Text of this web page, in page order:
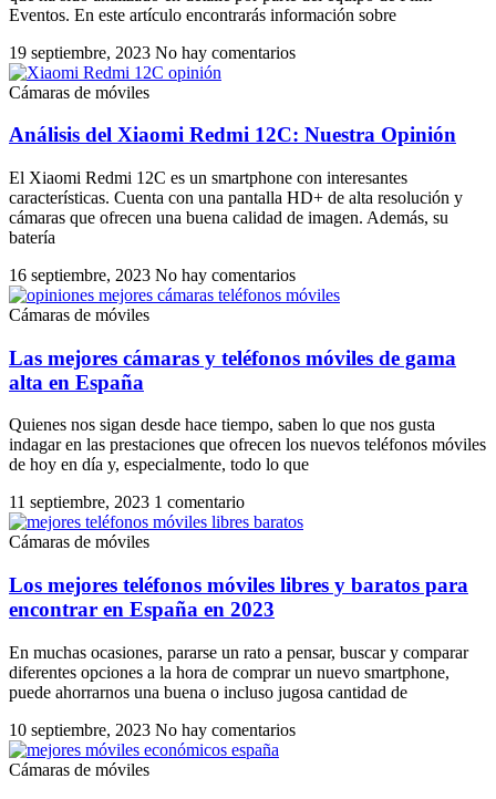
Eventos. En este artículo encontrarás información sobre
19 septiembre, 2023 No hay comentarios
Cámaras de móviles
Análisis del Xiaomi Redmi 12C: Nuestra Opinión
El Xiaomi Redmi 12C es un smartphone con interesantes
características. Cuenta con una pantalla HD+ de alta resolución y
cámaras que ofrecen una buena calidad de imagen. Además, su
batería
16 septiembre, 2023 No hay comentarios
Cámaras de móviles
Las mejores cámaras y teléfonos móviles de gama
alta en España
Quienes nos sigan desde hace tiempo, saben lo que nos gusta
indagar en las prestaciones que ofrecen los nuevos teléfonos móviles
de hoy en día y, especialmente, todo lo que
11 septiembre, 2023 1 comentario
Cámaras de móviles
Los mejores teléfonos móviles libres y baratos para
encontrar en España en 2023
En muchas ocasiones, pararse un rato a pensar, buscar y comparar
diferentes opciones a la hora de comprar un nuevo smartphone,
puede ahorrarnos una buena o incluso jugosa cantidad de
10 septiembre, 2023 No hay comentarios
Cámaras de móviles